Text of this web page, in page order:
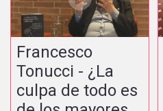
Francesco
Tonucci - ¿La
culpa de todo es